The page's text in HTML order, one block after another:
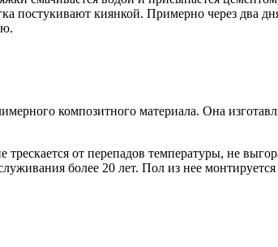
постукивают киянкой. Примерно через два
композитного материала. Она
от перепадов температуры, не
более 20 лет. Пол из нее монтируется